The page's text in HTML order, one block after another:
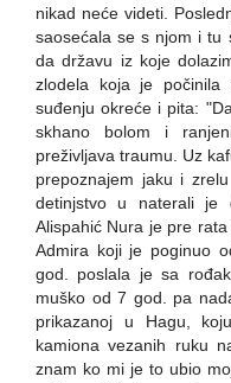
nikad neće videti.
saosećala se s njom i tu
da državu iz koje
zlodela koja je
suđenju okreće i pita:
skhano bolom i
preživljava traumu. Uz
prepoznajem jaku i
detinjstvo u naterali je
Alispahić Nura je pre
Admira koji je poginuo
god. poslala je sa
muško od 7 god. pa
prikazanoj u Hagu,
kamiona vezanih ruku
znam ko mi je to ubio